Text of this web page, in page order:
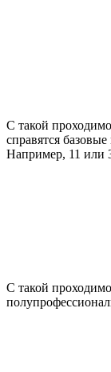
С такой
справятся
Например, 11 или
С такой